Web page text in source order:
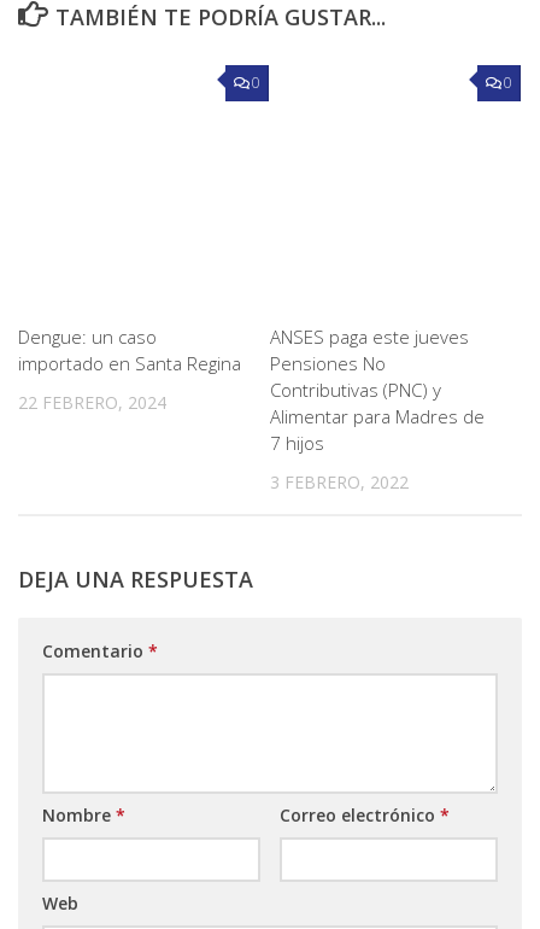
TAMBIÉN TE PODRÍA GUSTAR...
0
Dengue: un caso
importado en Santa Regina
22 FEBRERO, 2024
0
ANSES paga este jueves
Pensiones No
Contributivas (PNC) y
Alimentar para Madres de
7 hijos
3 FEBRERO, 2022
DEJA UNA RESPUESTA
Comentario *
Nombre * Correo electrónico *
Web